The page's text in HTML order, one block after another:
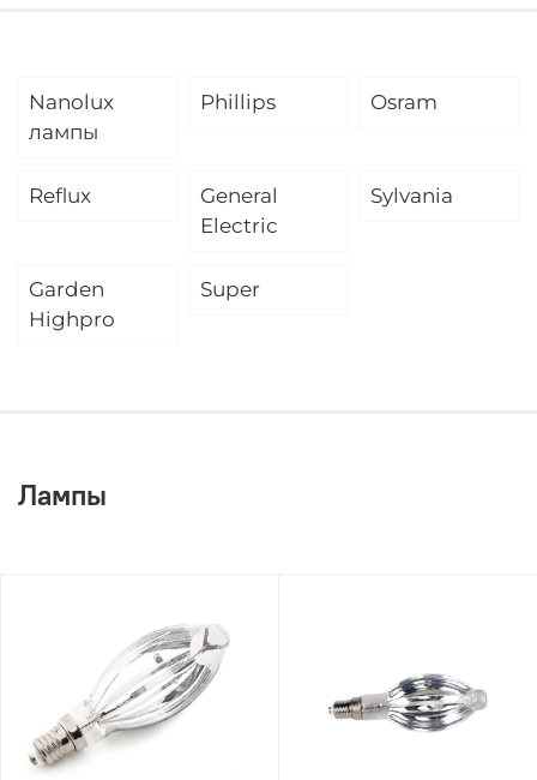
Nanolux
лампы
Phillips Osram
Reflux
General
Electric
Sylvania
Garden
Highpro
Super
Лампы